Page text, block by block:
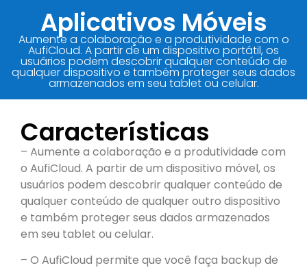
Aplicativos Móveis
Aumente a colaboração e a produtividade com o
AufiCloud. A partir de um dispositivo portátil, os
usuários podem descobrir qualquer conteúdo de
qualquer dispositivo e também proteger seus dados
armazenados em seu tablet ou celular.
Características
– Aumente a colaboração e a produtividade com
o AufiCloud. A partir de um dispositivo móvel, os
usuários podem descobrir qualquer conteúdo de
qualquer conteúdo de qualquer outro dispositivo
e também proteger seus dados armazenados
em seu tablet ou celular.
– O AufiCloud permite que você faça backup de